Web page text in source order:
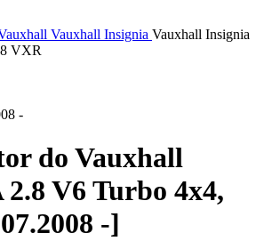
Vauxhall Insignia Vauxhall Insignia
VXR
-
do Vauxhall
V6 Turbo 4x4,
-]